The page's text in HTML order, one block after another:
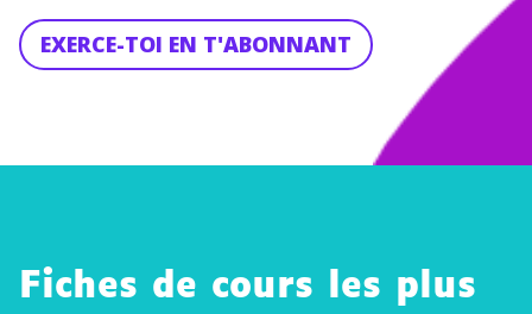
EXERCE-TOI EN T'ABONNANT
Fiches de cours les plus